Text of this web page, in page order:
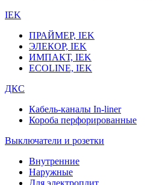
IEK
ПРАЙМЕР, IEK
ЭЛЕКОР, IEK
ИМПАКТ, IEK
ECOLINE, IEK
ДКС
Кабель-каналы In-liner
Короба перфорированные
Выключатели и розетки
Внутренние
Наружные
Для электроплит